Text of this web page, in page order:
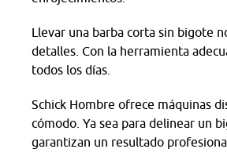
Llevar una barba corta sin bigote
detalles. Con la herramienta
todos los días.
Schick Hombre ofrece máquinas
cómodo. Ya sea para delinear un
garantizan un resultado